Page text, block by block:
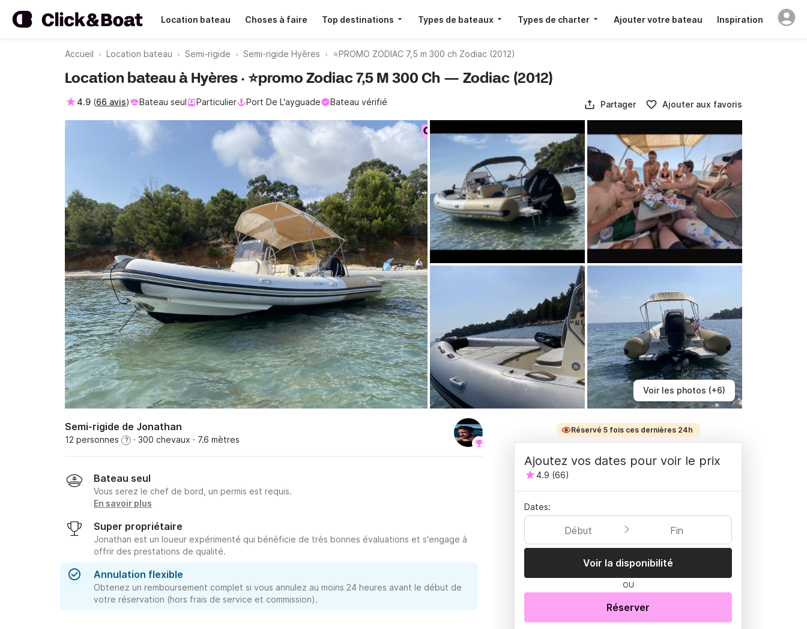
Location bateau Choses à faire Top destinations Types de bateaux Types de charter Ajouter votre bateau Inspiration
Accueil Location bateau Semi-rigide Semi-rigide Hyères ⭐️PROMO ZODIAC 7,5 m 300 ch Zodiac (2012)
Voir les photos (+6)
Location bateau à Hyères · ⭐️promo Zodiac 7,5 M 300 Ch — Zodiac (2012)
4.9 (66 avis) Bateau seul Particulier Port De L'ayguade Bateau vérifié Partager Ajouter aux favoris
Semi-rigide de Jonathan
12 personnes ? · 300 chevaux · 7.6 mètres
Bateau seul
Vous serez le chef de bord, un permis est requis.
En savoir plus
Super propriétaire
Jonathan est un loueur expérimenté qui bénéficie de très bonnes évaluations et s'engage à
offrir des prestations de qualité.
Annulation flexible
Obtenez un remboursement complet si vous annulez au moins 24 heures avant le début de
votre réservation (hors frais de service et commission).
Réservé 5 fois ces dernières 24h
Ajoutez vos dates pour voir le prix
4.9 (66)
Dates:
Début Fin
Voir la disponibilité
OU
Réserver